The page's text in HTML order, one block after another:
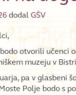
dodal GŠV
otvorili učenci
muzeju v
pa v glasbeni
Polje bodo s